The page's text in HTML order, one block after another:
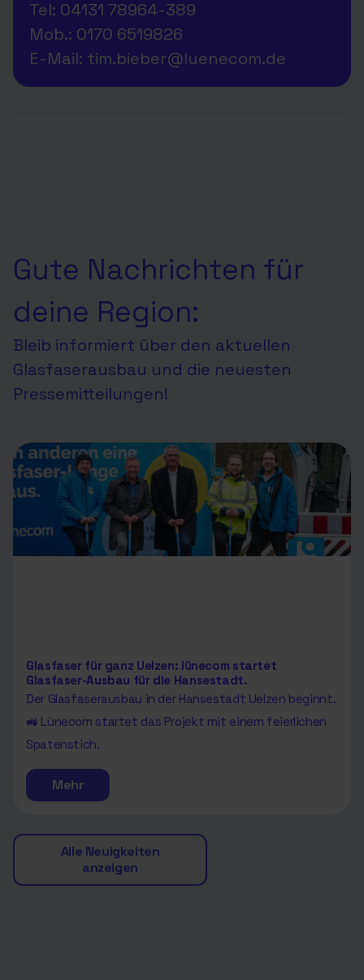
Tel: 04131 78964-389
Mob.: 0170 6519826
E-Mail: tim.bieber@luenecom.de
Gute Nachrichten für
deine Region:
Bleib informiert über den aktuellen
Glasfaserausbau und die neuesten
Pressemitteilungen!
Glasfaser für ganz Uelzen: lünecom startet
Glasfaser-Ausbau für die Hansestadt.​
Der Glasfaserausbau in der Hansestadt Uelzen beginnt.
🚜 Lünecom startet das Projekt mit einem feierlichen
Spatenstich.
Mehr
Alle Neuigkeiten
anzeigen